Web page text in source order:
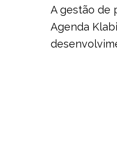
A gestão de
Agenda